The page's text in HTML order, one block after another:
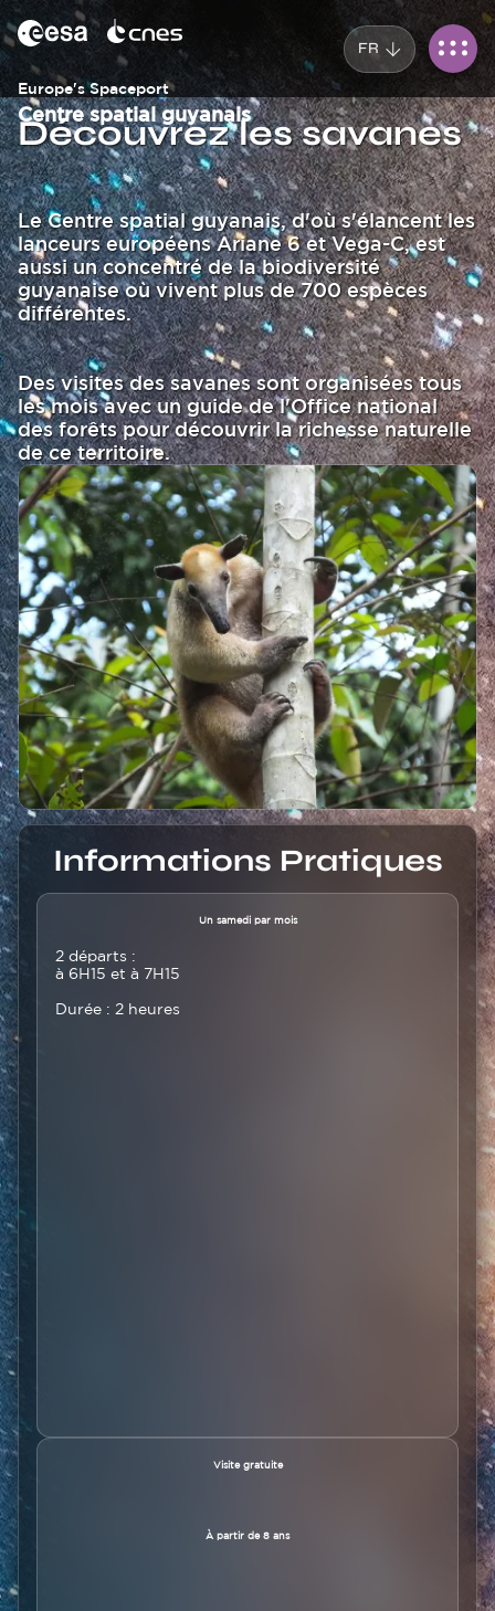
Panneau de gestion des cookies
Aller
au
contenu
principal
Europe's Spaceport
Centre spatial guyanais
FR
Corps
Titre
Découvrez les savanes
Image
Image
Texte
Le Centre spatial guyanais, d'où s'élancent les
lanceurs européens Ariane 6 et Vega-C, est
aussi un concentré de la biodiversité
guyanaise où vivent plus de 700 espèces
différentes.
Des visites des savanes sont organisées tous
les mois avec un guide de l'Office national
des forêts pour découvrir la richesse naturelle
de ce territoire.
Titre
Informations Pratiques
Un samedi par mois
2 départs :
à 6H15 et à 7H15
Durée : 2 heures
Visite gratuite
À partir de 8 ans